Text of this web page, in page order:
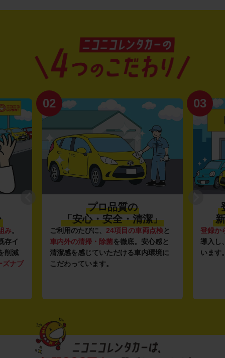
み。
存イ
削減
ズナブ
02
プロ品質の
「安心・安全・清潔」
ご利用のたびに、 24項目の車両点検と
車内外の清掃・除菌を徹底。安心感と
清潔感を感じていただける車内環境に
こだわっています。
03
登録か
導入し
います